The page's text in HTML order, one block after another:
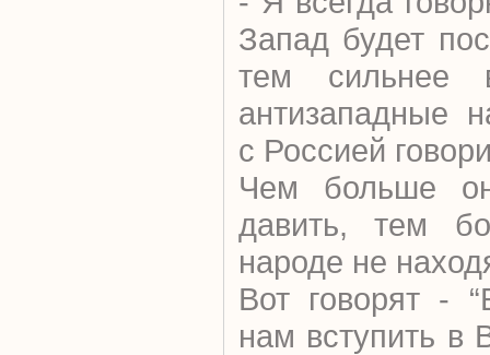
Запад будет
тем сильнее
антизападные
с Россией
Чем больше
давить, тем
народе не
Вот говорят -
нам вступить в